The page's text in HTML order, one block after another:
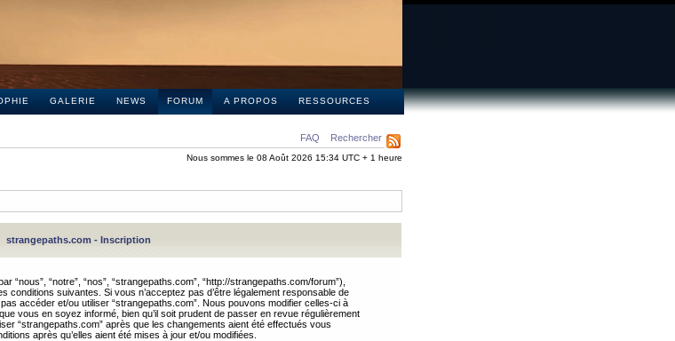
GALERIE NEWS FORUM A PROPOS RESSOURCES
FAQ Rechercher
Nous sommes le 08 Août 2026 15:34 UTC + 1 heure
strangepaths.com - Inscription
“nous”, “notre”, “nos”, “strangepaths.com”, “http://strangepaths.com/forum”),
conditions suivantes. Si vous n’acceptez pas d’être légalement responsable de
accéder et/ou utiliser “strangepaths.com”. Nous pouvons modifier celles-ci à
vous en soyez informé, bien qu’il soit prudent de passer en revue régulièrement
“strangepaths.com” après que les changements aient été effectués vous
après qu’elles aient été mises à jour et/ou modifiées.